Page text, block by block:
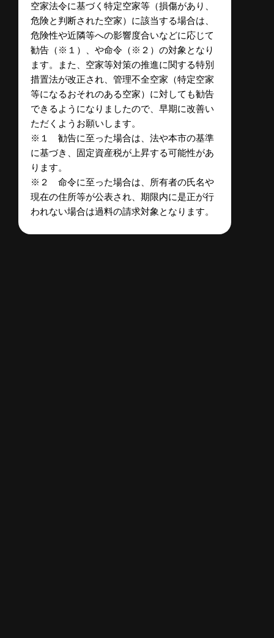
空家法令に基づく特定空家等（損傷があり、
危険と判断された空家）に該当する場合は、
危険性や近隣等への影響度合いなどに応じて
勧告（※１）、や命令（※２）の対象となり
ます。また、空家等対策の推進に関する特別
措置法が改正され、管理不全空家（特定空家
等になるおそれのある空家）に対しても勧告
できるようになりましたので、早期に改善い
ただくようお願いします。
※１ 勧告に至った場合は、法や本市の基準
に基づき、固定資産税が上昇する可能性があ
ります。
※２ 命令に至った場合は、所有者の氏名や
現在の住所等が公表され、期限内に是正が行
われない場合は過料の請求対象となります。